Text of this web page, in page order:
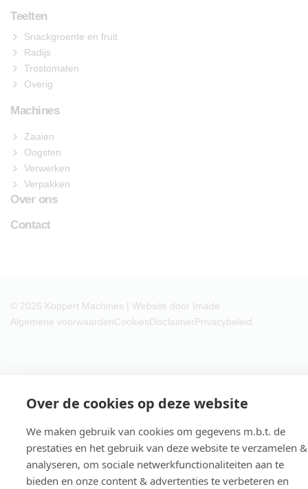
Teelten
Snackgroente en fruit
Radijs
Trostomaten
Overig
Machines
Zaaien
Oogsten
Verwerken
Verpakken
Over ons
Contact
© 2026 Koppert Machines | Website door
Imade
Algemene voorwaardenCookiesDisclaimerPrivacybeleid
Over de cookies op deze website
We maken gebruik van cookies om gegevens m.b.t. de
prestaties en het gebruik van deze website te verzamelen &
analyseren, om sociale netwerkfunctionaliteiten aan te
bieden en onze content & advertenties te verbeteren en